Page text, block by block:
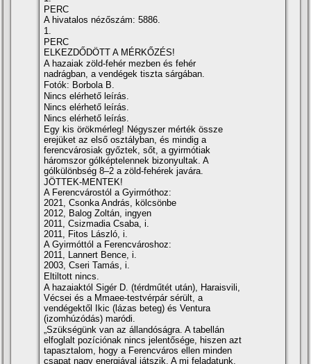
PERC
A hivatalos nézőszám: 5886.
1.
PERC
ELKEZDŐDÖTT A MÉRKŐZÉS!
A hazaiak zöld-fehér mezben és fehér
nadrágban, a vendégek tiszta sárgában.
Fotók: Borbola B.
Nincs elérhető leírás.
Nincs elérhető leírás.
Nincs elérhető leírás.
Egy kis örökmérleg! Négyszer mérték össze
erejüket az első osztályban, és mindig a
ferencvárosiak győztek, sőt, a gyirmótiak
háromszor gólképtelennek bizonyultak. A
gólkülönbség 8–2 a zöld-fehérek javára.
JÖTTEK-MENTEK!
A Ferencvárostól a Gyirmóthoz:
2021, Csonka András, kölcsönbe
2012, Balog Zoltán, ingyen
2011, Csizmadia Csaba, i.
2011, Fitos László, i.
A Gyirmóttól a Ferencvároshoz:
2011, Lannert Bence, i.
2003, Cseri Tamás, i.
Eltiltott nincs.
A hazaiaktól Sigér D. (térdműtét után), Haraisvili,
Vécsei és a Mmaee-testvérpár sérült, a
vendégektől Ikic (lázas beteg) és Ventura
(izomhúzódás) maródi.
„Szükségünk van az állandóságra. A tabellán
elfoglalt pozíciónak nincs jelentősége, hiszen azt
tapasztalom, hogy a Ferencváros ellen minden
csapat nagy energiával játszik. A mi feladatunk,